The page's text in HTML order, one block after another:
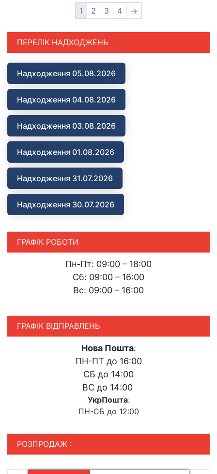
1 2 3 4 →
ПЕРЕЛІК НАДХОДЖЕНЬ
Надходження 05.08.2026
Надходження 04.08.2026
Надходження 03.08.2026
Надходження 01.08.2026
Надходження 31.07.2026
Надходження 30.07.2026
ГРАФІК РОБОТИ
Пн-Пт: 09:00 – 18:00
Сб: 09:00 – 16:00
Вс: 09:00 – 16:00
ГРАФІК ВІДПРАВЛЕНЬ
Нова Пошта:
ПН-ПТ до 16:00
СБ до 14:00
ВС до 14:00
УкрПошта:
ПН-СБ до 12:00
РОЗПРОДАЖ :